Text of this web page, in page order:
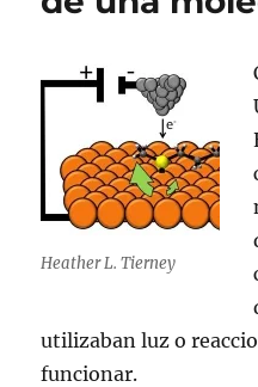
Heather L. Tierney
utilizaban luz o
funcionar.